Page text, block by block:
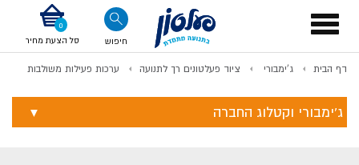
Toggle
navigation
חיפוש סל הצעת מחיר
דף הבית ג'ימבורי ציוד פעלטונים רך לתנועה ערכות פעילות משולבות
ג'ימבורי וקטלוג החברה